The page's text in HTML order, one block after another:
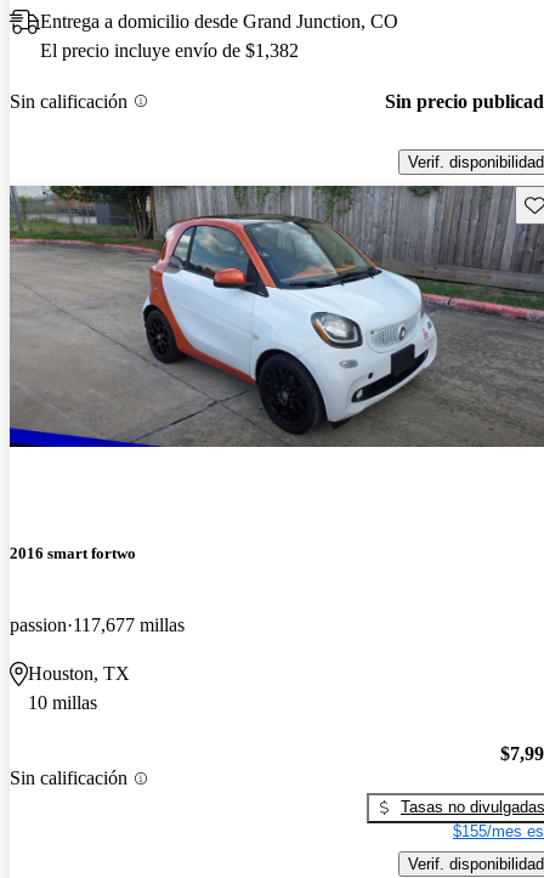
Entrega a domicilio desde Grand Junction, CO
El precio incluye envío de $1,382
Sin calificación Sin precio
Verif. disponibilidad
2016 smart fortwo
passion 117,677 millas
Houston, TX
10 millas
Sin calificación
Tasas no divulgadas
$155/mes
Verif. disponibilidad